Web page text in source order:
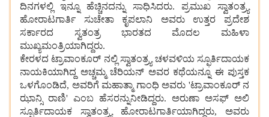
ದಿನಗಳಲ್ಲಿ ಇನ್ನೂ ಹೆಚ್ಚಿನದನ್ನು ಸಾಧಿಸಿದರು. ಪ್ರಮುಖ ಸ್ವಾತಂತ್ರ್ಯ
ಹೋರಾಟಗಾರ್ತಿ ಸುಚೇತಾ ಕೃಪಲಾನಿ ಅವರು ಉತ್ತರ ಪ್ರದೇಶ
ಸರ್ಕಾರದ ಸ್ವತಂತ್ರ ಭಾರತದ ಮೊದಲ ಮಹಿಳಾ
ಮುಖ್ಯಮಂತ್ರಿಯಾಗಿದ್ದರು.
ಕೇರಳದ ಟ್ರಾವಾಂಕೂರ್ ನಲ್ಲಿ ಸ್ವಾತಂತ್ರ್ಯ ಚಳವಳಿಯ ಸ್ಫೂರ್ತಿದಾಯಕ
ನಾಯಕಿಯಾಗಿದ್ದ ಅಚ್ಚಮ್ಮ ಚೆರಿಯನ್ ಅವರ ಕಥೆಯನ್ನೂ ಈ ಪುಸ್ತಕ
ಒಳಗೊಂಡಿದೆ, ಅವರಿಗೆ ಮಹಾತ್ಮಾ ಗಾಂಧಿ ಅವರು 'ಟ್ರಾವಾಂಕೂರ್ ನ
ಝಾನ್ಸಿ ರಾಣಿ' ಎಂಬ ಹೆಸರನ್ನುನೀಡಿದ್ದರು. ಅರುಣಾ ಅಸಫ್ ಅಲಿ
ಸ್ಫೂರ್ತಿದಾಯಕ ಸ್ವಾತಂತ್ರ್ಯ ಹೋರಾಟಗಾರ್ತಿಯಾಗಿದ್ದರು, ಅವರು